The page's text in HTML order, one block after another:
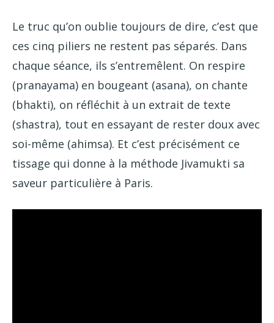
Le truc qu’on oublie toujours de dire, c’est que
ces cinq piliers ne restent pas séparés. Dans
chaque séance, ils s’entremêlent. On respire
(pranayama) en bougeant (asana), on chante
(bhakti), on réfléchit à un extrait de texte
(shastra), tout en essayant de rester doux avec
soi-même (ahimsa). Et c’est précisément ce
tissage qui donne à la méthode Jivamukti sa
saveur particulière à Paris.